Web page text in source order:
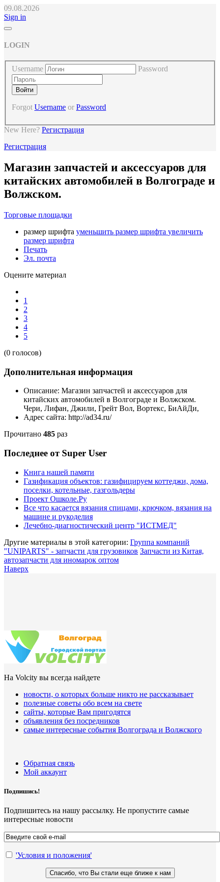
09.08.2026
Sign in
LOGIN
Username Password
Forgot Username or Password
New Here? Регистрация
Регистрация
Магазин запчастей и аксессуаров для
китайских автомобилей в Волгограде и
Волжском.
Торговые площадки
размер шрифта уменьшить размер шрифта увеличить
размер шрифта
Печать
Эл. почта
Оцените материал
1
2
3
4
5
(0 голосов)
Дополнительная информация
Описание: Магазин запчастей и аксессуаров для
китайских автомобилей в Волгограде и Волжском.
Чери, Лифан, Джили, Грейт Вол, Вортекс, БиАйДи,
Адрес сайта: http://ad34.ru/
Прочитано 485 раз
Последнее от Super User
Книга нашей памяти
Газификация объектов: газифицируем коттеджи, дома,
поселки, котельные, газгольдеры
Проект Ошколе.Ру
Все что касается вязания спицами, крючком, вязания на
машине и рукоделия
Лечебно-диагностический центр "ИСТМЕД"
Другие материалы в этой категории: Группа компаний
"UNIPARTS" - запчасти для грузовиков Запчасти из Китая,
автозапчасти для иномарок оптом
Наверх
На Volcity вы всегда найдете
новости, о которых больше никто не рассказывает
полезные советы обо всем на свете
сайты, которые Вам пригодятся
объявления без посредников
самые интересные события Волгограда и Волжского
Обратная связь
Мой аккаунт
Подпишись!
Подпишитесь на нашу рассылку. Не пропустите самые
интересные новости
'Условия и положения'